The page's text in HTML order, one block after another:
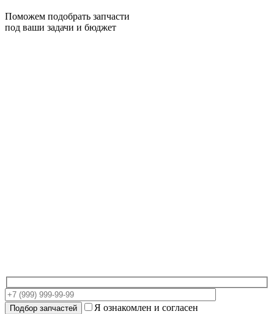
Поможем подобрать запчасти
под ваши задачи и бюджет
Я ознакомлен и согласен